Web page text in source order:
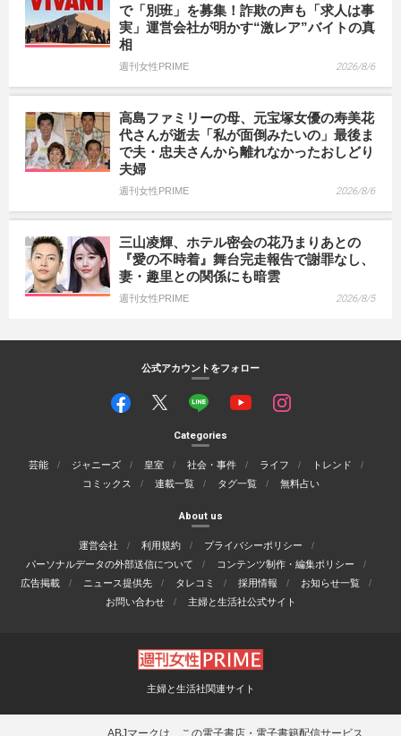
で「別班」を募集！詐欺の声も「求人は事
実」運営会社が明かす“激レア”バイトの真
相
週刊女性PRIME 2026/8/6
高島ファミリーの母、元宝塚女優の寿美花
代さんが逝去「私が面倒みたいの」最後ま
で夫・忠夫さんから離れなかったおしどり
夫婦
週刊女性PRIME 2026/8/6
三山凌輝、ホテル密会の花乃まりあとの
『愛の不時着』舞台完走報告で謝罪なし、
妻・趣里との関係にも暗雲
週刊女性PRIME 2026/8/5
公式アカウントをフォロー
Categories
芸能 ジャニーズ 皇室 社会・事件 ライフ
トレンド
コミックス
連載一覧 タグ一覧 無料占い
About us
運営会社 利用規約
プライバシーポリシー
パーソナルデータの外部送信について
コンテンツ制作・編集ポリシー
広告掲載
ニュース提供先 タレコミ 採用情報
お知らせ一覧
お問い合わせ
主婦と生活社公式サイト
主婦と生活社関連サイト
ABJマークは、この電子書店・電子書籍配信サービス